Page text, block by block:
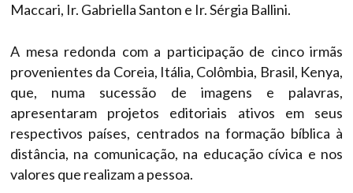
Maccari, Ir. Gabriella Santon e Ir. Sérgia Ballini.
A mesa redonda com a participação de cinco irmãs
provenientes da Coreia, Itália, Colômbia, Brasil, Kenya,
que, numa sucessão de imagens e palavras,
apresentaram projetos editoriais ativos em seus
respectivos países, centrados na formação bíblica à
distância, na comunicação, na educação cívica e nos
valores que realizam a pessoa.